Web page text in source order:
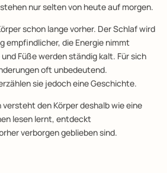
nur selten von heute auf morgen.
schon lange vorher. Der Schlaf wird
empfindlicher, die Energie nimmt
Füße werden ständig kalt. Für sich
oft unbedeutend.
sie jedoch eine Geschichte.
den Körper deshalb wie eine
lesen lernt, entdeckt
verborgen geblieben sind.